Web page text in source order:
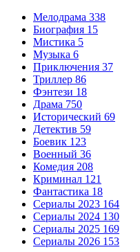
Мелодрама 338
Биография 15
Мистика 5
Музыка 6
Приключения 37
Триллер 86
Фэнтези 18
Драма 750
Исторический 69
Детектив 59
Боевик 123
Военный 36
Комедия 208
Криминал 121
Фантастика 18
Сериалы 2023 164
Сериалы 2024 130
Сериалы 2025 169
Сериалы 2026 153